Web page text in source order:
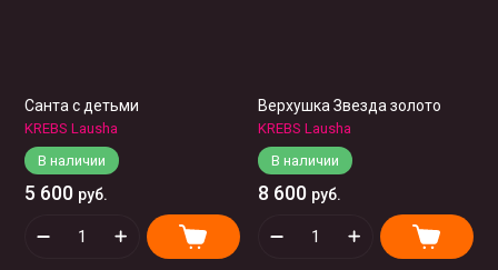
Санта с детьми
KREBS Lausha
В наличии
5 600 руб.
Верхушка Звезда золото
KREBS Lausha
В наличии
8 600 руб.